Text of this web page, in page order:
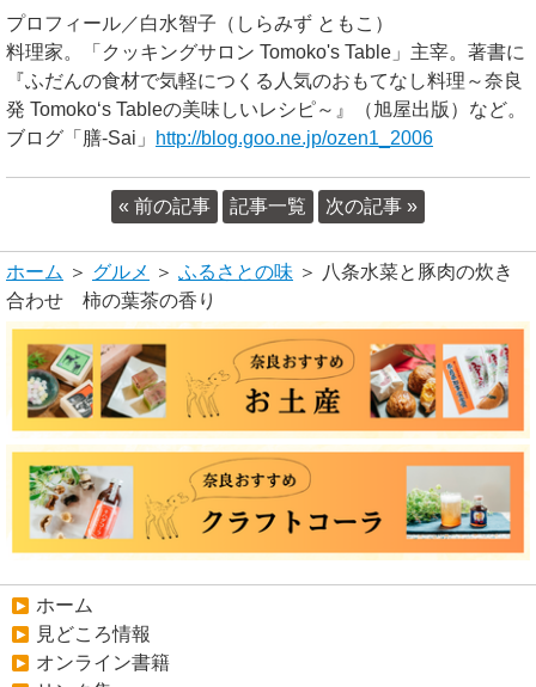
プロフィール／白水智子（しらみず ともこ）
料理家。「クッキングサロン Tomoko's Table」主宰。著書に
『ふだんの食材で気軽につくる人気のおもてなし料理～奈良
発 Tomoko‘s Tableの美味しいレシピ～』（旭屋出版）など。
ブログ「膳-Sai」
http://blog.goo.ne.jp/ozen1_2006
« 前の記事 記事一覧 次の記事 »
ホーム ＞ グルメ ＞ ふるさとの味 ＞ 八条水菜と豚肉の炊き
合わせ 柿の葉茶の香り
ホーム
見どころ情報
オンライン書籍